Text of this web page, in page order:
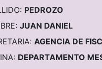
PEDROZO
JUAN DANIEL
AGENCIA DE
DEPARTAMENTO